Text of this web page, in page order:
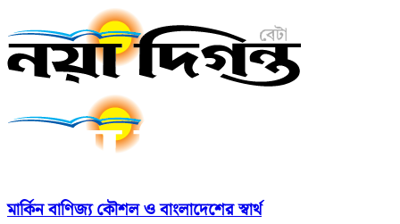
মার্কিন বাণিজ্য কৌশল ও বাংলাদেশের স্বার্থ